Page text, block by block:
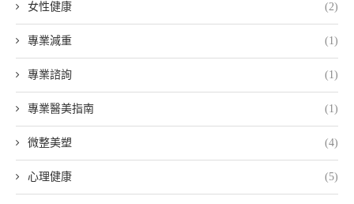
女性健康 (2)
專業減重 (1)
專業諮詢 (1)
專業醫美指南 (1)
微整美塑 (4)
心理健康 (5)